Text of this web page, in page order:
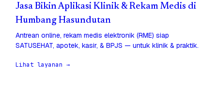
Jasa Bikin Aplikasi Klinik & Rekam Medis di
Humbang Hasundutan
Antrean online, rekam medis elektronik (RME) siap
SATUSEHAT, apotek, kasir, & BPJS — untuk klinik & praktik.
Lihat layanan →